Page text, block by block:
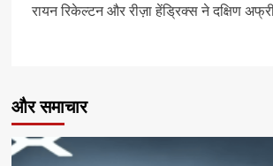
रायन रिकेल्टन और रीज़ा हेंड्रिक्स ने दक्षिण
और समाचार